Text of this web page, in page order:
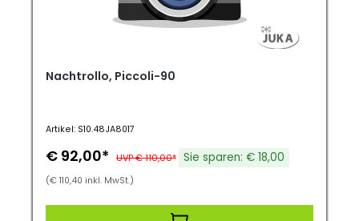
Nachtrollo, Piccoli-90
Artikel: S10.48JA8017
€ 92,00* UVP € 110,00* Sie sparen: € 18,00
(€ 110,40 inkl. MwSt.)